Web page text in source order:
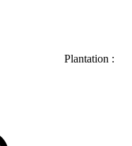
Plantation :